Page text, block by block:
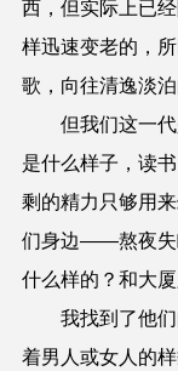
西，但实际上已
样迅速变老的，
歌，向往清逸淡泊
但我们这一
是什么样子，读
剩的精力只够用
们身边——熬夜失
什么样的？和大
我找到了他
着男人或女人的